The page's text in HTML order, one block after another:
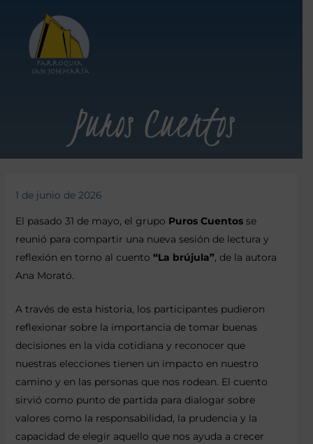
Puros Cuentos
1 de junio de 2026
El pasado 31 de mayo, el grupo Puros Cuentosse
reunió para compartir una nueva sesión de lectura y
reflexión en torno al cuento “La brújula”, de la autora
Ana Morató.
A través de esta historia, los participantes pudieron
reflexionar sobre la importancia de tomar buenas
decisiones en la vida cotidiana y reconocer que
nuestras elecciones tienen un impacto en nuestro
camino y en las personas que nos rodean. El cuento
sirvió como punto de partida para dialogar sobre
valores como la responsabilidad, la prudencia y la
capacidad de elegir aquello que nos ayuda a crecer